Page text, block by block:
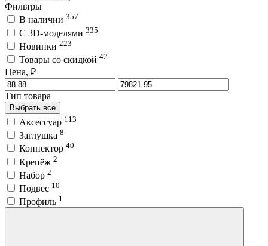
Фильтры
В наличии 357
C 3D-моделями 335
Новинки 223
Товары со скидкой 42
Цена, ₽
Тип товара
Выбрать все
Аксессуар 113
Заглушка 8
Коннектор 40
Крепёж 2
Набор 2
Подвес 10
Профиль 1